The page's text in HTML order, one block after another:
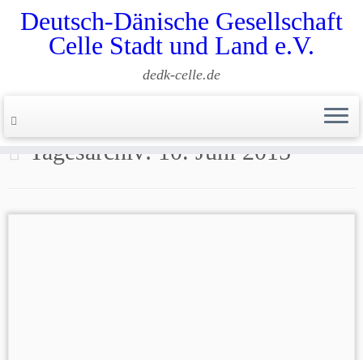
springen
Deutsch-Dänische Gesellschaft
Celle Stadt und Land e.V.
dedk-celle.de
Tagesarchiv: 10. Juni 2015